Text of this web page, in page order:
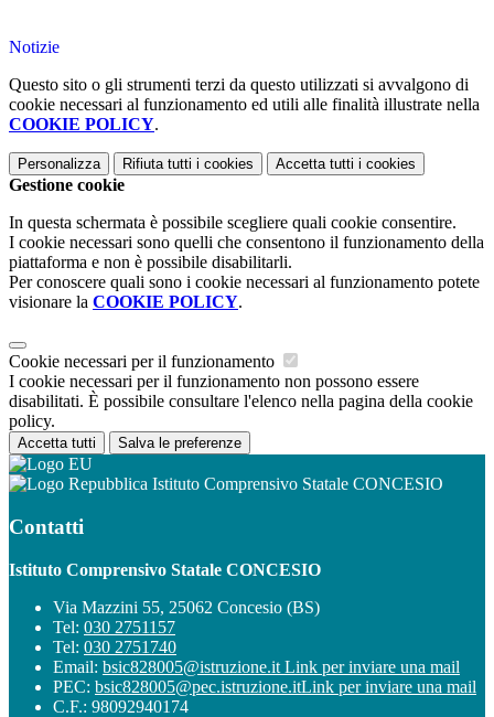
Notizie
Questo sito o gli strumenti terzi da questo utilizzati si avvalgono di
cookie necessari al funzionamento ed utili alle finalità illustrate nella
COOKIE POLICY.
Personalizza Rifiuta tutti i cookies Accetta tutti i cookies
Gestione cookie
In questa schermata è possibile scegliere quali cookie consentire.
I cookie necessari sono quelli che consentono il funzionamento della
piattaforma e non è possibile disabilitarli.
Per conoscere quali sono i cookie necessari al funzionamento potete
visionare la COOKIE POLICY.
Cookie necessari per il funzionamento
I cookie necessari per il funzionamento non possono essere
disabilitati. È possibile consultare l'elenco nella pagina della cookie
policy.
Accetta tutti Salva le preferenze
Istituto Comprensivo Statale CONCESIO
Contatti
Istituto Comprensivo Statale CONCESIO
Via Mazzini 55, 25062 Concesio (BS)
Tel: 030 2751157
Tel: 030 2751740
Email: bsic828005@istruzione.it Link per inviare una mail
PEC: bsic828005@pec.istruzione.itLink per inviare una mail
C.F.: 98092940174